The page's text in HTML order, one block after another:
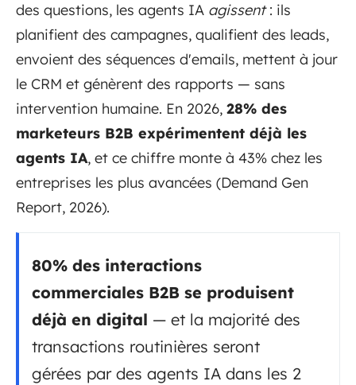
des questions, les agents IA agissent: ils
planifient des campagnes, qualifient des leads,
envoient des séquences d'emails, mettent à jour
le CRM et génèrent des rapports — sans
intervention humaine. En 2026, 28% des
marketeurs B2B expérimentent déjà les
agents IA, et ce chiffre monte à 43% chez les
entreprises les plus avancées (Demand Gen
Report, 2026).
80% des interactions
commerciales B2B se produisent
déjà en digital — et la majorité des
transactions routinières seront
gérées par des agents IA dans les 2